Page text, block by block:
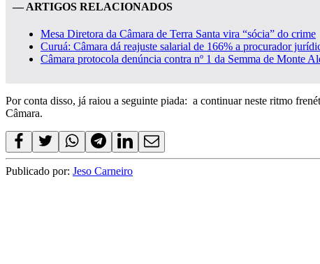
— ARTIGOS RELACIONADOS
Mesa Diretora da Câmara de Terra Santa vira “sócia” do crime
Curuá: Câmara dá reajuste salarial de 166% a procurador
Câmara protocola denúncia contra nº 1 da Semma de Monte
Por conta disso, já raiou a seguinte piada: a continuar neste ritmo
Câmara.
Publicado por: Jeso Carneiro